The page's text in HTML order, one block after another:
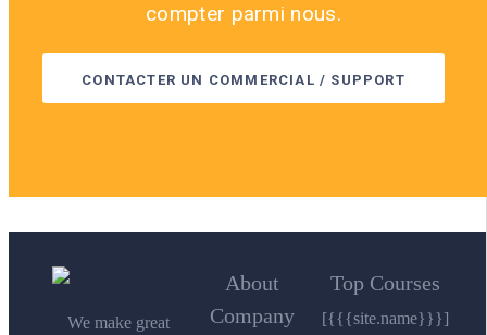
compter parmi nous.
CONTACTER UN COMMERCIAL / SUPPORT
We make great
About
Company
Top Courses
[{{{site.name}}}]